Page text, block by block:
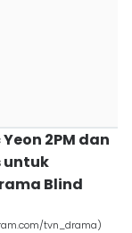
2PM dan
untuk
Blind
tvn_drama)